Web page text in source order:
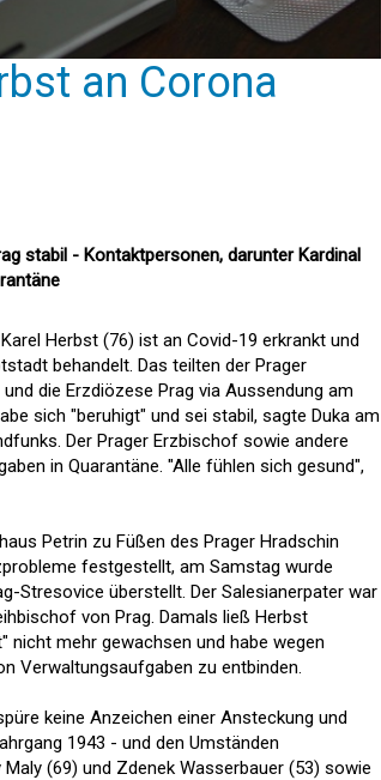
an Corona
stabil - Kontaktpersonen, darunter Kardinal
Herbst (76) ist an Covid-19 erkrankt und
behandelt. Das teilten der Prager
die Erzdiözese Prag via Aussendung am
sich "beruhigt" und sei stabil, sagte Duka am
Der Prager Erzbischof sowie andere
in Quarantäne. "Alle fühlen sich gesund",
Petrin zu Füßen des Prager Hradschin
festgestellt, am Samstag wurde
Stresovice überstellt. Der Salesianerpater war
von Prag. Damals ließ Herbst
mehr gewachsen und habe wegen
Verwaltungsaufgaben zu entbinden.
keine Anzeichen einer Ansteckung und
1943 - und den Umständen
(69) und Zdenek Wasserbauer (53) sowie